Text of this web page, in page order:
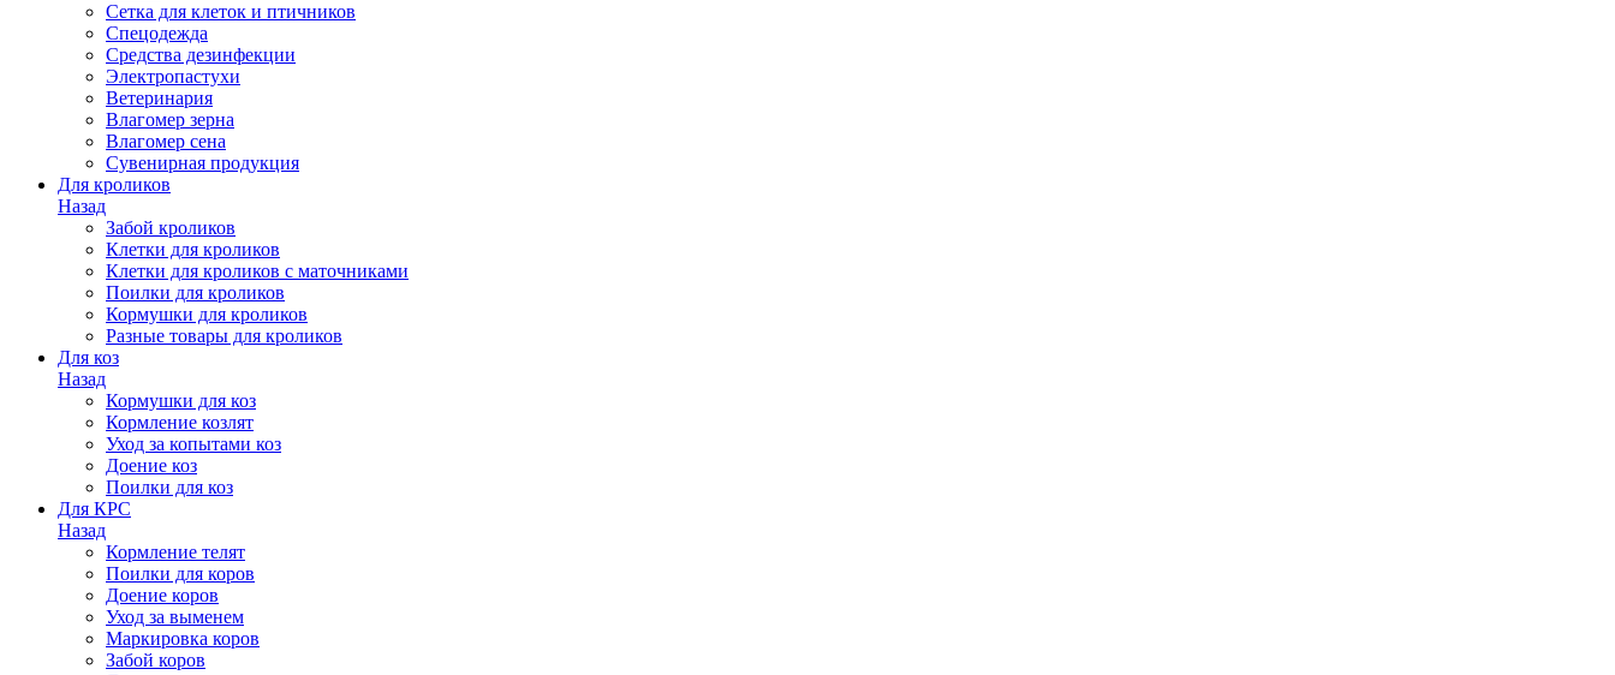
Сетка для клеток и птичников
Спецодежда
Средства дезинфекции
Электропастухи
Ветеринария
Влагомер зерна
Влагомер сена
Сувенирная продукция
Для кроликов
Назад
Забой кроликов
Клетки для кроликов
Клетки для кроликов с маточниками
Поилки для кроликов
Кормушки для кроликов
Разные товары для кроликов
Для коз
Назад
Кормушки для коз
Кормление козлят
Уход за копытами коз
Доение коз
Поилки для коз
Для КРС
Назад
Кормление телят
Поилки для коров
Доение коров
Уход за выменем
Маркировка коров
Забой коров